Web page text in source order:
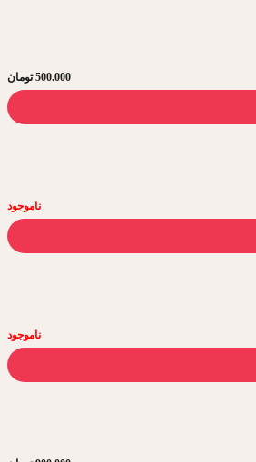
500.000 تومان
ناموجود
ناموجود